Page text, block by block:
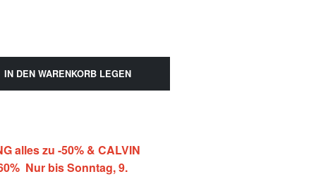
IN DEN WARENKORB LEGEN
alles zu -50% & CALVIN
Nur bis Sonntag, 9.